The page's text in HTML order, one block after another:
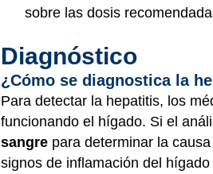
sobre las dosis
Diagnóstico
¿Cómo se diagnostica la
Para detectar la hepatitis, los
funcionando el hígado. Si el
sangre para determinar la
signos de inflamación del